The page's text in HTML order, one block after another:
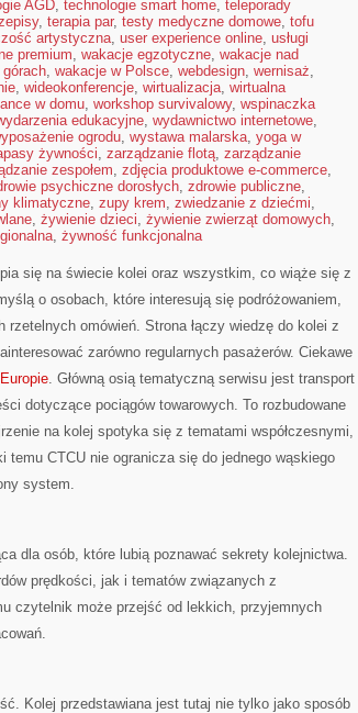
AGD, technologie smart home, teleporady
, terapia par, testy medyczne domowe, tofu
artystyczna, user experience online, usługi
premium, wakacje egzotyczne, wakacje nad
, wakacje w Polsce, webdesign, wernisaż,
, wideokonferencje, wirtualizacja, wirtualna
w domu, workshop survivalowy, wspinaczka
edukacyjne, wydawnictwo internetowe,
ogrodu, wystawa malarska, yoga w
żywności, zarządzanie flotą, zarządzanie
zespołem, zdjęcia produktowe e-commerce,
psychiczne dorosłych, zdrowie publiczne,
klimatyczne, zupy krem, zwiedzanie z dziećmi,
, żywienie dzieci, żywienie zwierząt domowych,
, żywność funkcjonalna
się na świecie kolei oraz wszystkim, co wiąże się z
o osobach, które interesują się podróżowaniem,
omówień. Strona łączy wiedzę do kolei z
zarówno regularnych pasażerów. Ciekawe
. Główną osią tematyczną serwisu jest transport
dotyczące pociągów towarowych. To rozbudowane
na kolej spotyka się z tematami współczesnymi,
CTCU nie ogranicza się do jednego wąskiego
system.
dla osób, które lubią poznawać sekrety kolejnictwa.
prędkości, jak i tematów związanych z
czytelnik może przejść od lekkich, przyjemnych
Kolej przedstawiana jest tutaj nie tylko jako sposób